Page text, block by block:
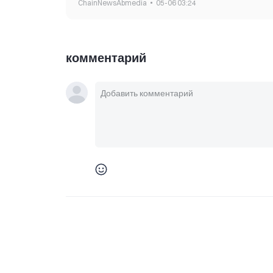
ChainNewsAbmedia 05-06 03:24
комментарий